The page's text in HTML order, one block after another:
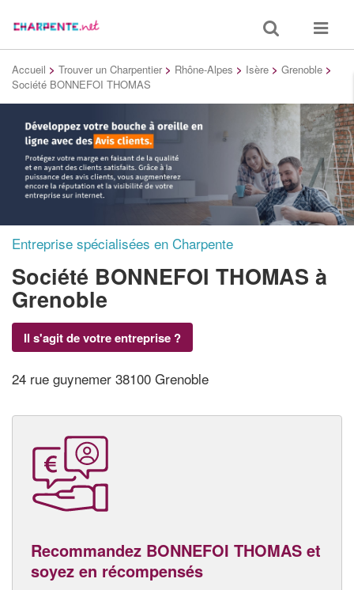
Toggle
search
Toggle
Accueil > Trouver un Charpentier > Rhône-Alpes > Isère > Grenoble >
Société BONNEFOI THOMAS
Entreprise spécialisées en Charpente
Société BONNEFOI THOMAS à
Grenoble
Il s'agit de votre entreprise ?
24 rue guynemer 38100 Grenoble
Recommandez BONNEFOI THOMAS et
soyez en récompensés